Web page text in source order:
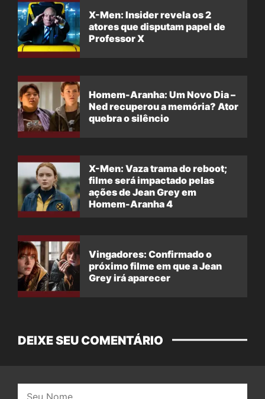
X-Men: Insider revela os 2
atores que disputam papel de
Professor X
Homem-Aranha: Um Novo Dia –
Ned recuperou a memória? Ator
quebra o silêncio
X-Men: Vaza trama do reboot;
filme será impactado pelas
ações de Jean Grey em
Homem-Aranha 4
Vingadores: Confirmado o
próximo filme em que a Jean
Grey irá aparecer
DEIXE SEU COMENTÁRIO